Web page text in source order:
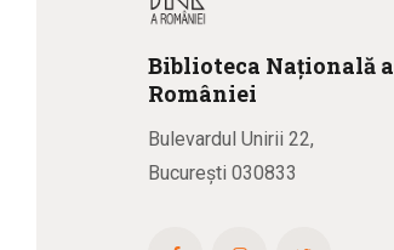
Biblioteca Națională a
României
Bulevardul Unirii 22,
București 030833